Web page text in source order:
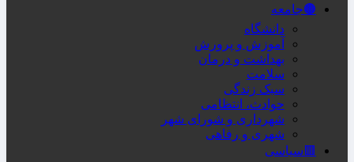
🟤جامعه
دانشگاه
آموزش و پرورش
بهداشت و درمان
سلامت
سبک زندگی
حوادث، انتظامی
شهرداری و شورای شهر
شهری و رفاهی
🟥سیاسی